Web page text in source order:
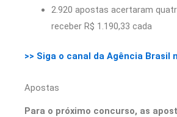
2.920 apostas acertaram
receber R$ 1.190,33 cada
>> Siga o canal da Agência Brasil
Apostas
Para o próximo concurso, as